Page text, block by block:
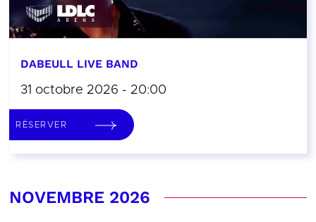
DABEULL LIVE BAND
31 octobre 2026 - 20:00
RÉSERVER
NOVEMBRE 2026